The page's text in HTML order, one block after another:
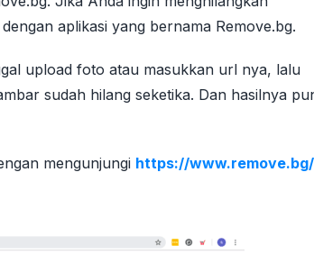
aplikasi yang bernama Remove.bg.
upload foto atau masukkan url nya, lalu
sudah hilang seketika. Dan hasilnya
mengunjungi https://www.remove.bg/